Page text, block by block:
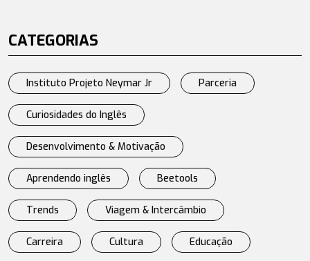
CATEGORIAS
Instituto Projeto Neymar Jr Parceria
Curiosidades do Inglês
Desenvolvimento & Motivação
Aprendendo inglês Beetools
Trends Viagem & Intercâmbio
Carreira Cultura Educação